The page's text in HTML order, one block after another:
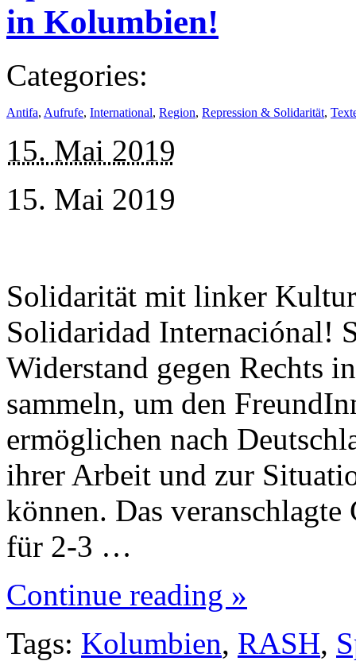
in Kolumbien!
Categories:
Antifa, Aufrufe, International, Region, Repression & Solidarität,
15. Mai 2019
15. Mai 2019
Solidarität mit linker
Solidaridad Internaciónal!
Widerstand gegen Rechts
sammeln, um den
ermöglichen nach
ihrer Arbeit und zur
können. Das
für 2-3 …
Continue reading »
Tags: Kolumbien, RASH,